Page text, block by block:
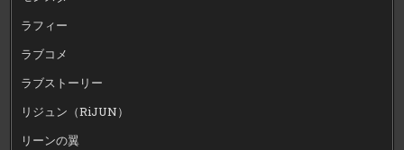
ラフィー
ラブコメ
ラブストーリー
リジュン（RiJUN）
リーンの翼